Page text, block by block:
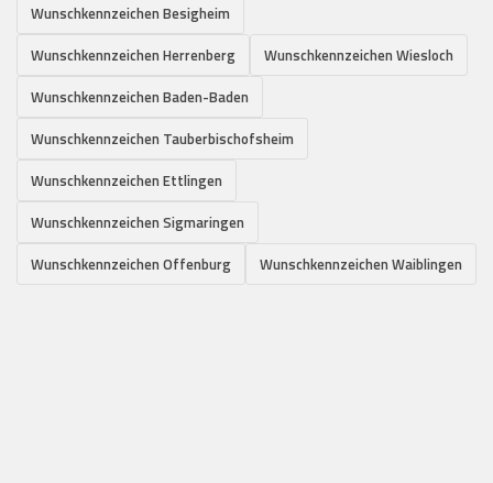
Wunschkennzeichen Besigheim
Wunschkennzeichen Herrenberg
Wunschkennzeichen Wiesloch
Wunschkennzeichen Baden-Baden
Wunschkennzeichen Tauberbischofsheim
Wunschkennzeichen Ettlingen
Wunschkennzeichen Sigmaringen
Wunschkennzeichen Offenburg
Wunschkennzeichen Waiblingen